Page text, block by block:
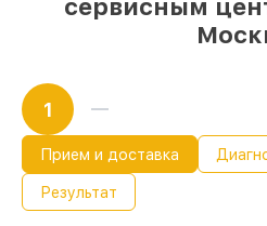
сервисным
1
Прием и доставка
Результат